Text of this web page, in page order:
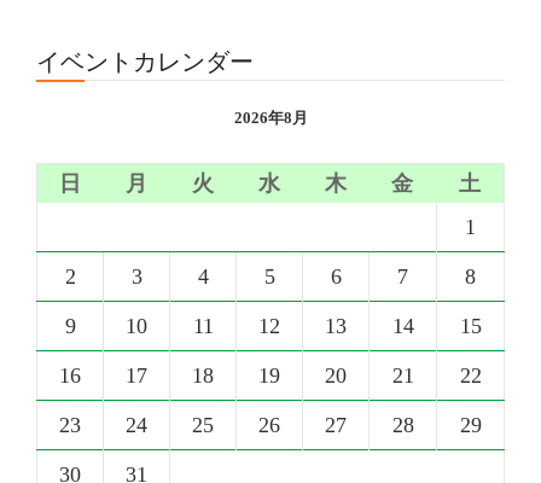
イベントカレンダー
2026年8月
日 月 火 水 木 金
土
1
2 3 4 5 6 7 8
9 10 11 12 13 14 15
16 17 18 19 20 21 22
23 24 25 26 27 28 29
30 31